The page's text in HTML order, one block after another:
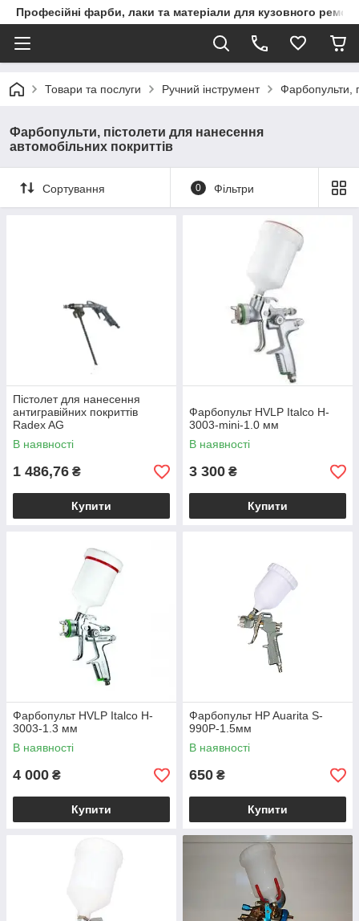
Професійні фарби, лаки та матеріали для кузовного
Товари та послуги Ручний інструмент Фарбопульти,
Фарбопульти, пістолети для нанесення
автомобільних покриттів
Сортування 0 Фільтри
Пістолет для нанесення
антигравійних покриттів
Radex AG
В наявності
1 486,76 ₴
Купити
Фарбопульт HVLP Italco H-
3003-mini-1.0 мм
В наявності
3 300 ₴
Купити
Фарбопульт HVLP Italco H-
3003-1.3 мм
В наявності
4 000 ₴
Купити
Фарбопульт HP Auarita S-
990P-1.5мм
В наявності
650 ₴
Купити